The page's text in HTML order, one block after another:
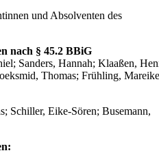
und Absolventen des
nach § 45.2 BBiG
Sanders, Hannah; Klaaßen,
Thomas; Frühling,
Schiller, Eike-Sören; Busemann,